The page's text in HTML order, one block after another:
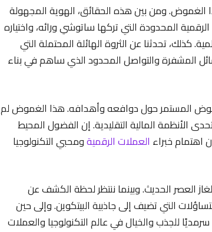
ومن بين هذه الحقائق، الهوية المجهولة
المحدودة التي تركها ساتوشي ورائه، واختياره
كذلك، تحدثنا عن الثروة الهائلة المحتملة التي
المشفرة والتواصل المحدود الذي ساهم في بناء
المستمر حول دوافعه وأهدافه. هذا الغموض لم
الأنظمة المالية التقليدية. إن الفضول المحيط
اهتمام خبراء العملات الرقميةومحبي التكنولوجيا
العصر الحديث. وبينما ننتظر لحظة الكشف عن
التي تضيف إلى جاذبية البيتكوين. وإلى حين
للجذب والخيال في عالم التكنولوجيا والعملات